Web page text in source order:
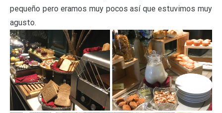
pequeño pero eramos muy pocos así que estuvimos muy
agusto.